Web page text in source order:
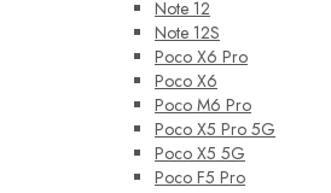
Note 12
Note 12S
Poco X6 Pro
Poco X6
Poco M6 Pro
Poco X5 Pro 5G
Poco X5 5G
Poco F5 Pro